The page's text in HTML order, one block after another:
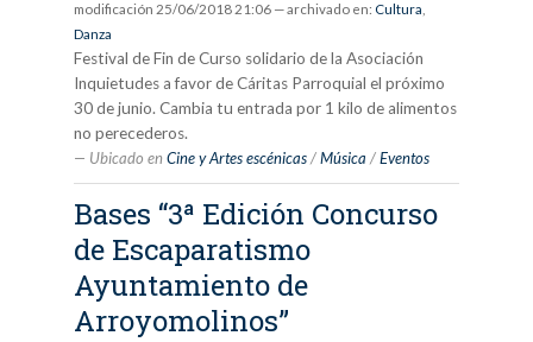
modificación 25/06/2018 21:06 — archivado en: Cultura
Danza
Festival de Fin de Curso solidario de la Asociación
Inquietudes a favor de Cáritas Parroquial el próximo
30 de junio. Cambia tu entrada por 1 kilo de alimentos
no perecederos.
Ubicado en Cine y Artes escénicas /Música /Eventos
Bases “3ª Edición Concurso
de Escaparatismo
Ayuntamiento de
Arroyomolinos”